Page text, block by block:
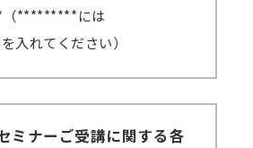
*********には
れてください）
ミナーご受講に関する各